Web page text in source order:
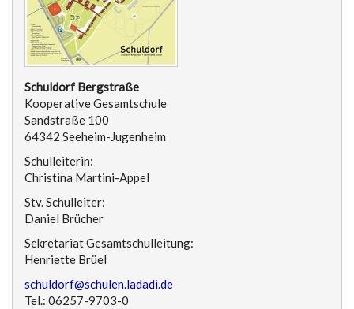
Schuldorf Bergstraße
Kooperative Gesamtschule
Sandstraße 100
64342 Seeheim-Jugenheim
Schulleiterin:
Christina Martini-Appel
Stv. Schulleiter:
Daniel Brücher
Sekretariat Gesamtschulleitung:
Henriette Brüel
schuldorf@schulen.ladadi.de
Tel.: 06257-9703-0